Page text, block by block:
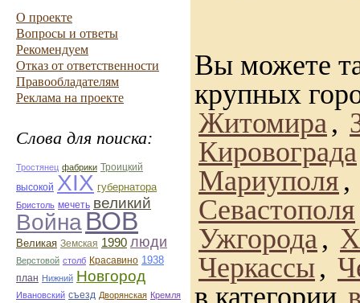
О проекте
Вопросы и ответы
Рекомендуем
Отказ от ответственности
Правообладателям
Реклама на проекте
Слова для поиска:
Тростянец фабрики Троицкий
высокой ХІХ губернатора
Бристоль мечеть великий
ВойнаВОВ
Великая Земская 1990 люди
Верстовой столб Красавино 1938
план Нижний Новгород
Ивановский съезд Дворянская Кремля
Вы можете
крупных
Житомира,
Кировограда
Мариуполя ,
Севастополя
Ужгорода,
Черкассы,
в категории